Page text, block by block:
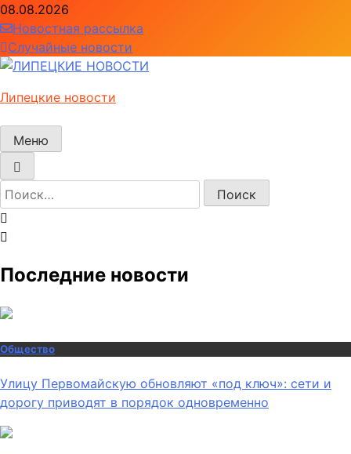
Перейти
к
содержимому
08.08.2026
Новостная рассылка
Случайные новости
Липецкие новости
Меню
Найти:
Последние новости
Общество
Улицу Первомайскую обновляют «под ключ»: сети и
дорогу приводят в порядок одновременно